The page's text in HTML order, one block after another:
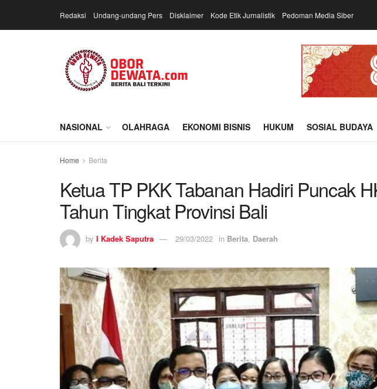
Redaksi Undang-undang Pers Disklaimer Kode Etik Jurnalistik Pedoman Media Siber
NASIONAL OLAHRAGA EKONOMI BISNIS HUKUM SOSIAL BUDAYA
Home Berita
Ketua TP PKK Tabanan Hadiri Puncak
Tahun Tingkat Provinsi Bali
by I Kadek Saputra 29/03/2022 in Berita, Daerah